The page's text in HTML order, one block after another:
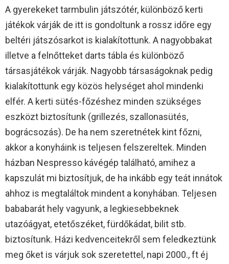
A gyerekeket tarmbulin játszótér, különböző kerti
játékok várják de itt is gondoltunk a rossz időre egy
beltéri játszósarkot is kialakítottunk. A nagyobbakat
illetve a felnőtteket darts tábla és különböző
társasjátékok várják. Nagyobb társaságoknak pedig
kialakítottunk egy közös helységet ahol mindenki
elfér. A kerti sütés-főzéshez minden szükséges
eszközt biztosítunk (grillezés, szallonasütés,
bográcsozás). De ha nem szeretnétek kint főzni,
akkor a konyháink is teljesen felszereltek. Minden
házban Nespresso kávégép található, amihez a
kapszulát mi biztosítjuk, de ha inkább egy teát innátok
ahhoz is megtaláltok mindent a konyhában. Teljesen
bababarát hely vagyunk, a legkiesebbeknek
utazóágyat, etetőszéket, fürdőkádat, bilit stb.
biztosítunk. Házi kedvenceitekről sem feledkeztünk
meg őket is várjuk sok szeretettel, napi 2000., ft éj